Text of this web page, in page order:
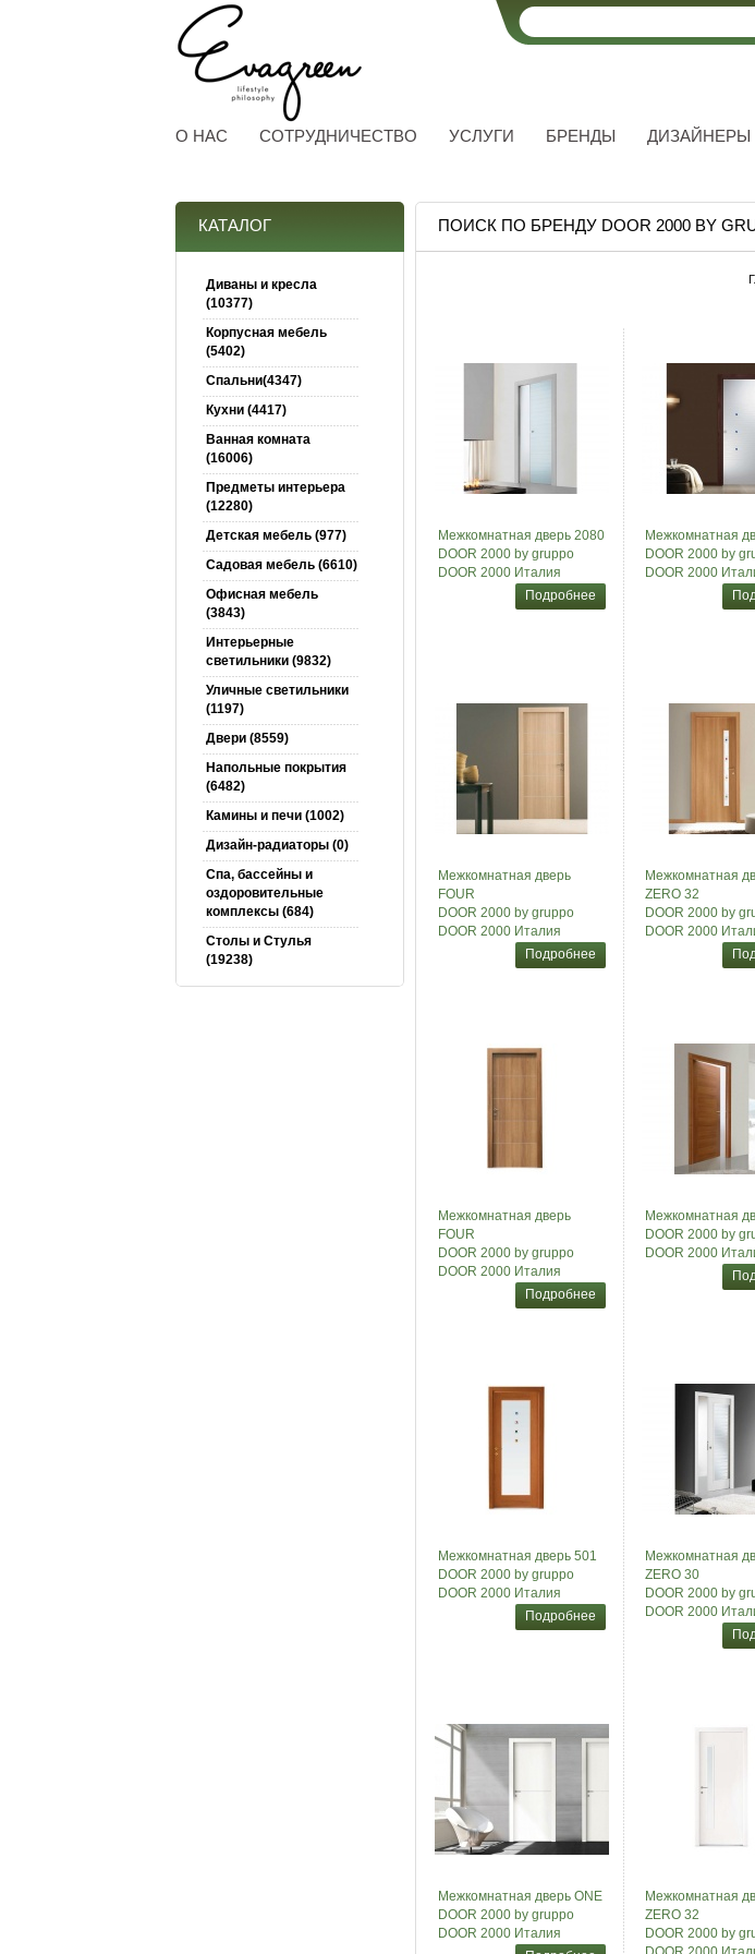
О НАС СОТРУДНИЧЕСТВО УСЛУГИ БРЕНДЫ ДИЗАЙНЕРЫ
КАТАЛОГ
Диваны и кресла
(10377)
Корпусная мебель
(5402)
Спальни(4347)
Кухни (4417)
Ванная комната
(16006)
Предметы интерьера
(12280)
Детская мебель (977)
Садовая мебель (6610)
Офисная мебель
(3843)
Интерьерные
светильники (9832)
Уличные светильники
(1197)
Двери (8559)
Напольные покрытия
(6482)
Камины и печи (1002)
Дизайн-радиаторы (0)
Спа, бассейны и
оздоровительные
комплексы (684)
Столы и Cтулья
(19238)
ПОИСК ПО БРЕНДУ DOOR 2000 BY
Межкомнатная дверь 2080
DOOR 2000 by gruppo
DOOR 2000 Италия
Подробнее
Межкомнатная
DOOR 2000 by
DOOR 2000
Межкомнатная дверь
FOUR
DOOR 2000 by gruppo
DOOR 2000 Италия
Подробнее
Межкомнатная
ZERO 32
DOOR 2000 by
DOOR 2000
Межкомнатная дверь
FOUR
DOOR 2000 by gruppo
DOOR 2000 Италия
Подробнее
Межкомнатная
DOOR 2000 by
DOOR 2000
Межкомнатная дверь 501
DOOR 2000 by gruppo
DOOR 2000 Италия
Подробнее
Межкомнатная
ZERO 30
DOOR 2000 by
DOOR 2000
Межкомнатная дверь ONE
DOOR 2000 by gruppo
DOOR 2000 Италия
Межкомнатная
ZERO 32
DOOR 2000 by